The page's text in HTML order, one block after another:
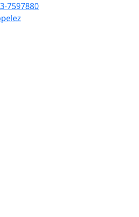
7597880